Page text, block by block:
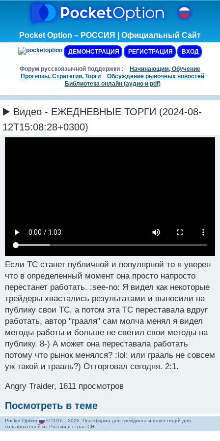
Pocket Option – РОССИЯ | Официальный Сайт
ДЕМОНСТРАЦИЯ РЕГИСТРАЦИЯ ВХОД
Форум русскоязычной поддержки :
Начинающим, Обучение
Прогнозы, Стратегии, Торги
Обсуждение рыночных новостей
Библиотека онлайн (аудио и pdf)
▶️ Видео - ЕЖЕДНЕВНЫЕ ТОРГИ (2024-08-
12T15:08:28+0300)
Если ТС станет публичной и популярной то я уверен
что в определенный момент она просто напросто
перестанет работать. :see-no: Я видел как некоторые
трейдеры хвастались результатами и выносили на
публику свои ТС, а потом эта ТС переставала вдруг
работать, автор "грааля" сам молча менял я видел
методы работы и больше не светил свои методы на
публику. 8-) А может она переставала работать
потому что рынок менялся? :lol: или грааль не совсем
уж такой и грааль?) Отторговал сегодня. 2:1.
Angry Traider, 1611 просмотров
Посмотреть в теме
Pocket Option
© 2016—2026. Платформа для трейдинга и инвестиций для
пользователей из России и стран СНГ.